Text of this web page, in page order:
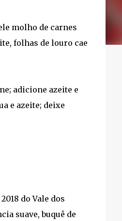
molho de carnes
folhas de louro cae
adicione azeite e
e azeite; deixe
do Vale dos
suave, buquê de